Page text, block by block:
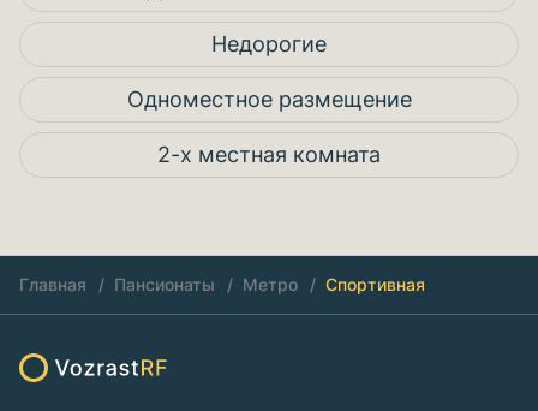
Недорогие
Одноместное размещение
2-х местная комната
Главная Пансионаты Метро Спортивная